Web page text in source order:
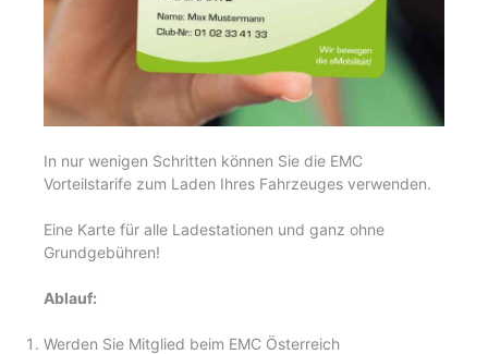
In nur wenigen Schritten können Sie die EMC
Vorteilstarife zum Laden Ihres Fahrzeuges verwenden.
Eine Karte für alle Ladestationen und ganz ohne
Grundgebühren!
Ablauf:
Werden Sie Mitglied beim EMC Österreich